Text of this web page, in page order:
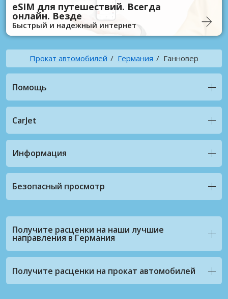
eSIM для путешествий. Всегда
онлайн. Везде
Быстрый и надежный интернет
Прокат автомобилей Германия Ганновер
Помощь
CarJet
Информация
Безопасный просмотр
Получите расценки на наши лучшие
направления в Германия
Получите расценки на прокат автомобилей